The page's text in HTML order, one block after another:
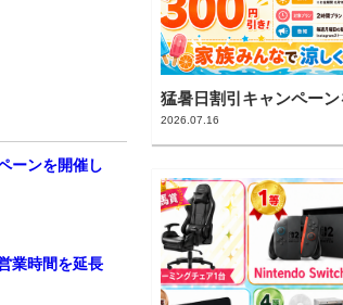
ーンを開催し
業時間を延長
猛暑日割引キャンペーン
2026.07.16